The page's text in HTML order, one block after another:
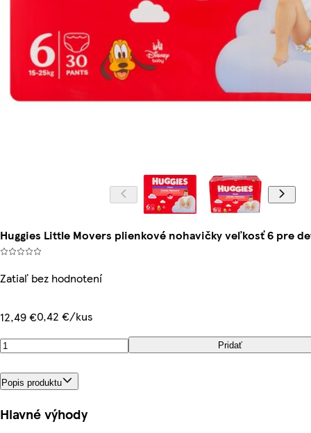
Huggies Little Movers plienkové nohavičky veľkosť 6 pre
Zatiaľ bez hodnotení
12,49 €0,42 €/kus
Pridať
Popis produktu
Hlavné výhody